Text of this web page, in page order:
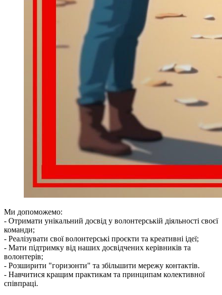
Ми допоможемо:
- Отримати унікальний досвід у волонтерській діяльності своєї
команди;
- Реалізувати свої волонтерські проєкти та креативні ідеї;
- Мати підтримку від наших досвідчених керівників та
волонтерів;
- Розширити "горизонти" та збільшити мережу контактів.
- Навчитися кращим практикам та принципам колективної
співпраці.